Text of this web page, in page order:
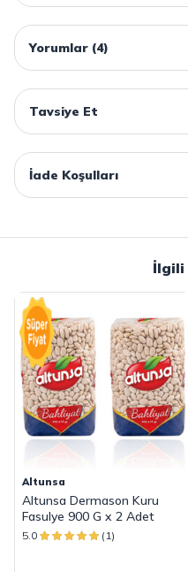
Yorumlar (4)
Tavsiye Et
İade Koşulları
İlgili
Altunsa
Altunsa Dermason Kuru
Fasulye 900 G x 2 Adet
5.0 (1)